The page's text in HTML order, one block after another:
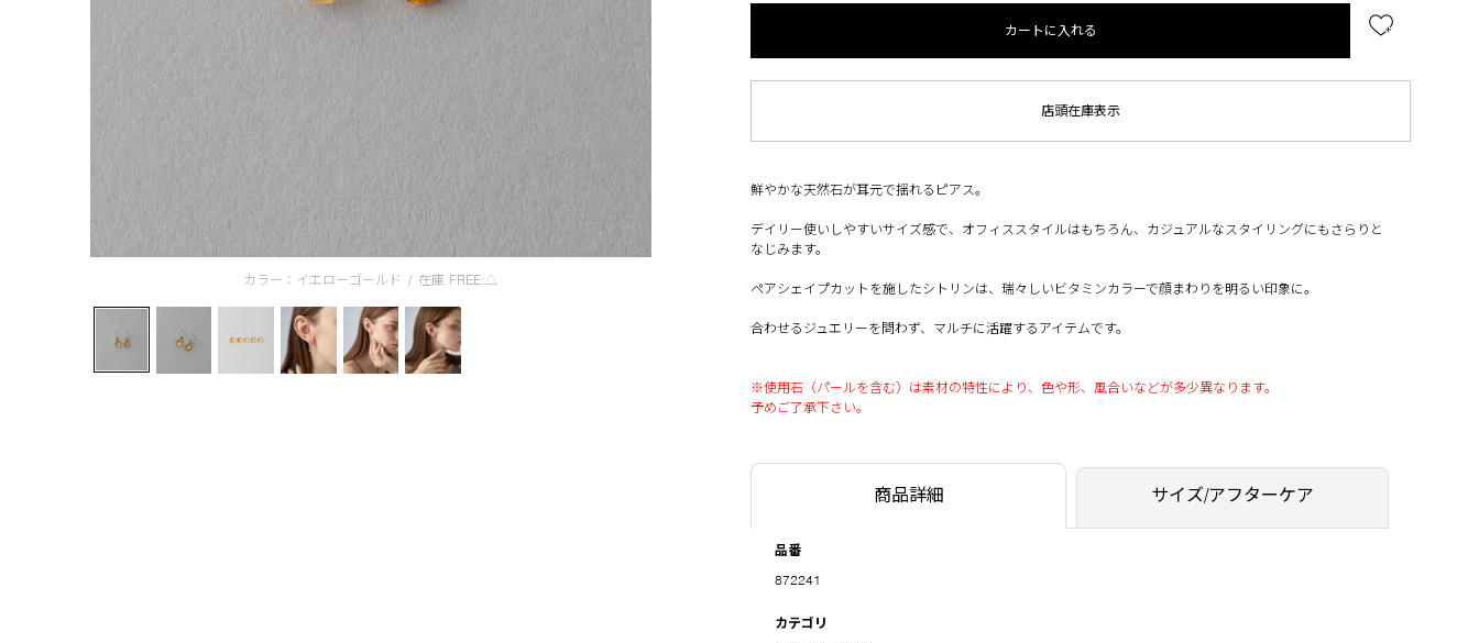
カラー：イエローゴールド / 在庫 FREE:△
カートに入れる
店頭在庫表示
鮮やかな天然石が耳元で揺れるピアス。
デイリー使いしやすいサイズ感で、オフィススタイルはもちろん、カジュアルなスタイリングにもさらりと
なじみます。
ペアシェイプカットを施したシトリンは、瑞々しいビタミンカラーで顔まわりを明るい印象に。
合わせるジュエリーを問わず、マルチに活躍するアイテムです。
※使用石（パールを含む）は素材の特性により、色や形、風合いなどが多少異なります。
予めご了承下さい。
商品詳細 サイズ/アフターケア
品番
872241
カテゴリ